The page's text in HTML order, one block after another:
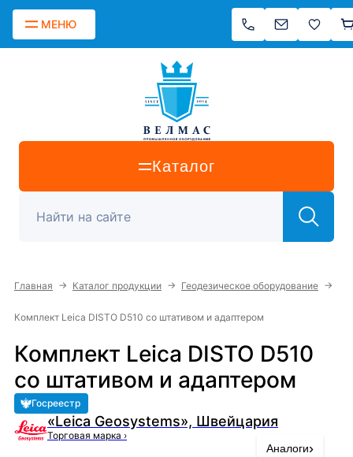
МЕНЮ
Каталог
Главная → Каталог продукции → Геодезическое оборудование →
Комплект Leica DISTO D510 со штативом и адаптером
Комплект Leica DISTO D510
со штативом и адаптером
Госреестр
«Leica Geosystems», Швейцария
Торговая марка ›
Аналоги›